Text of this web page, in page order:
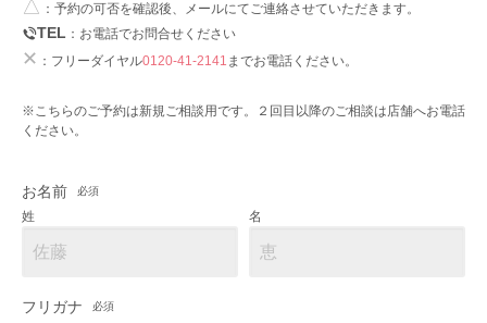
△ ：予約の可否を確認後、メールにてご連絡させていただきます。
TEL ：お電話でお問合せください
✕ ：フリーダイヤル0120-41-2141 までお電話ください。
※こちらのご予約は新規ご相談用です。２回目以降のご相談は店舗へお電話
ください。
お名前 必須
姓 名
フリガナ 必須